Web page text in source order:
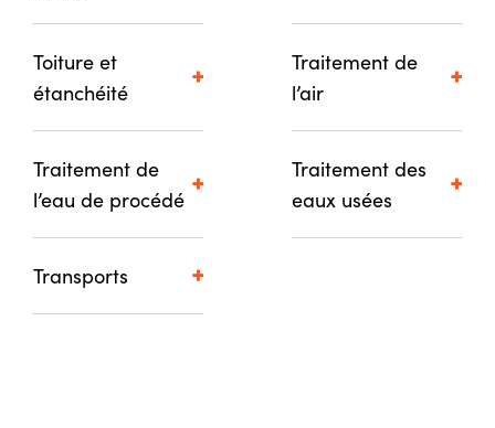
Toiture et
étanchéité
Traitement de
l’air
Traitement de
l’eau de procédé
Traitement des
eaux usées
Transports